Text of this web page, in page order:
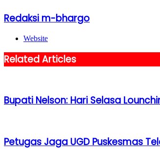
Redaksi m-bhargo
Website
Related Articles
Bupati Nelson: Hari Selasa
Petugas Jaga UGD Puskesmas